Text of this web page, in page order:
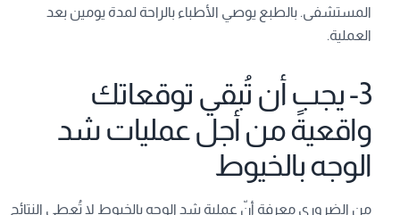
المستشفى. بالطبع يوصي الأطباء بالراحة لمدة يومين بعد
العملية.
3- يجب أن تُبقي توقعاتك
واقعيةً من أجل عمليات شد
الوجه بالخيوط
من الضروري معرفة أنّ عملية شد الوجه بالخيوط لا تُعطي النتائج